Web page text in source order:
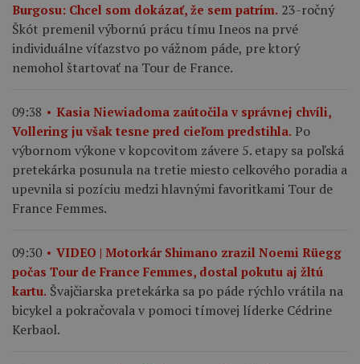
Burgosu: Chcel som dokázať, že sem patrím. 23-ročný
Škót premenil výbornú prácu tímu Ineos na prvé
individuálne víťazstvo po vážnom páde, pre ktorý
nemohol štartovať na Tour de France.
09:38
Kasia Niewiadoma zaútočila v správnej chvíli,
Vollering ju však tesne pred cieľom predstihla. Po
výbornom výkone v kopcovitom závere 5. etapy sa poľská
pretekárka posunula na tretie miesto celkového poradia a
upevnila si pozíciu medzi hlavnými favoritkami Tour de
France Femmes.
09:30
VIDEO | Motorkár Shimano zrazil Noemi Rüegg
počas Tour de France Femmes, dostal pokutu aj žltú
kartu. Švajčiarska pretekárka sa po páde rýchlo vrátila na
bicykel a pokračovala v pomoci tímovej líderke Cédrine
Kerbaol.